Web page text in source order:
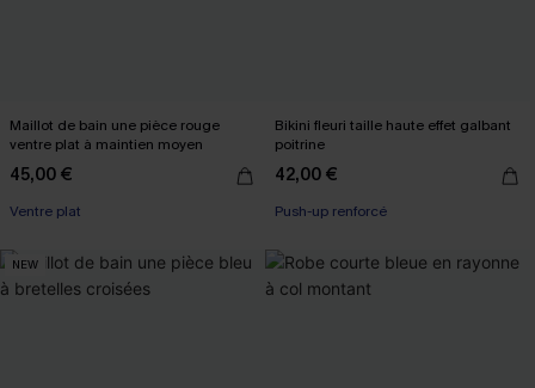
Maillot de bain une pièce rouge
ventre plat à maintien moyen
45,00 €
Ventre plat
Bikini fleuri taille haute effet galbant
poitrine
42,00 €
Push-up renforcé
NEW